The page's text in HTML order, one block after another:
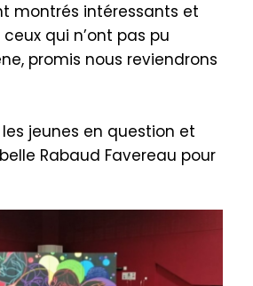
montrés intéressants et
qui n’ont pas pu
promis nous reviendrons
jeunes en question et
Rabaud Favereau pour